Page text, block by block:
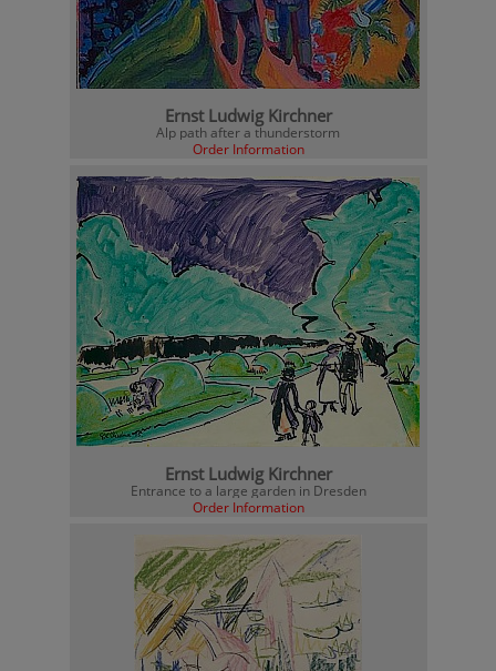
Ernst Ludwig Kirchner
Alp path after a thunderstorm
Order Information
Ernst Ludwig Kirchner
Entrance to a large garden in Dresden
Order Information